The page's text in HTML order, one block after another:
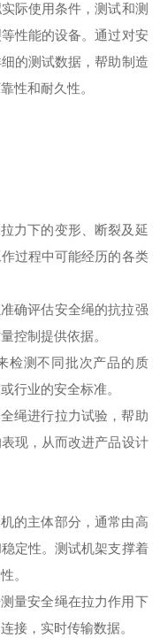
际使用条件，测试和测
性能的设备。通过对安
的测试数据，帮助制造
性和耐久性。
力下的变形、断裂及延
过程中可能经历的各类
确评估安全绳的抗拉强
控制提供依据。
测不同批次产品的质
行业的安全标准。
绳进行拉力试验，帮助
现，从而改进产品设计
的主体部分，通常由高
定性。测试机架支撑着
。
量安全绳在拉力作用下
接，实时传输数据。